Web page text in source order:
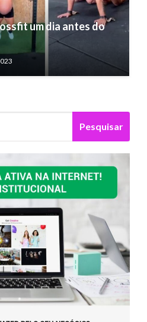
um dia antes do
Pesquisar